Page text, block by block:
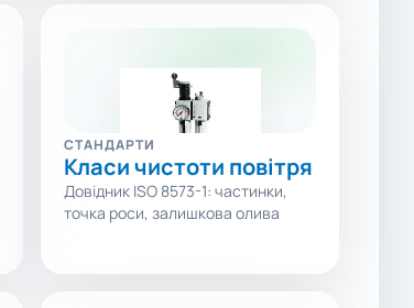
СТАНДАРТИ
Класи чистоти повітря
Довідник ISO 8573-1: частинки,
точка роси, залишкова олива